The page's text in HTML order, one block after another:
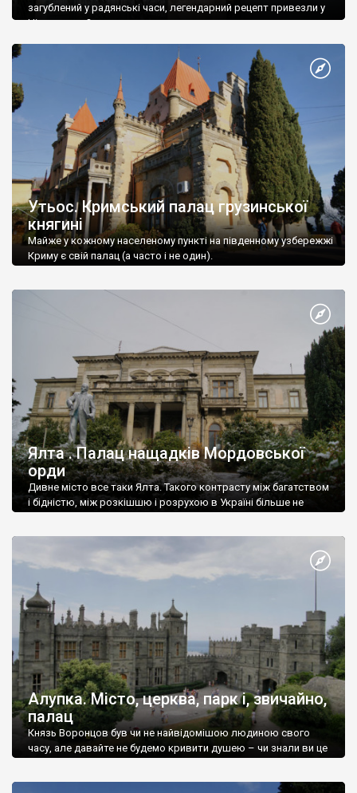
загублений у радянські часи, легендарний рецепт привезли у
Ніжин греки?
Утьос. Кримський палац грузинської
княгині
Майже у кожному населеному пункті на південному узбережжі
Криму є свій палац (а часто і не один).
Ялта . Палац нащадків Мордовської
орди
Дивне місто все таки Ялта. Такого контрасту між багатством
і бідністю, між розкішшю і розрухою в Україні більше не
Алупка. Місто, церква, парк і, звичайно,
палац
Князь Воронцов був чи не найвідомішою людиною свого
часу, але давайте не будемо кривити душею – чи знали ви це